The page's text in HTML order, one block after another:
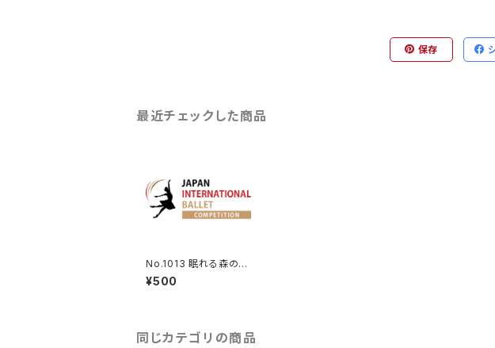
保存
最近チェックした商品
No.1013 眠れる森の美
女よりブルーバードのV
a.
¥500
同じカテゴリの商品